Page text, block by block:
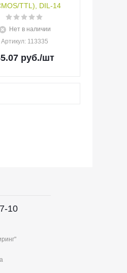
TTL), DIL-14
Нет в наличии
Артикул: 113335
руб./шт
10